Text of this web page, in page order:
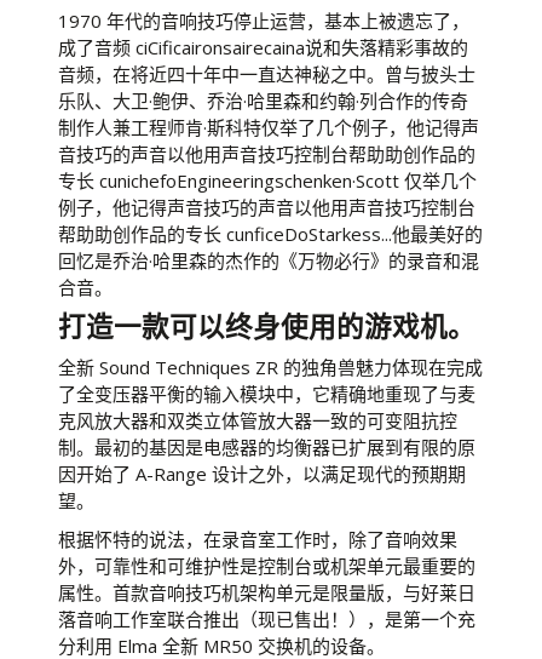
1970 年代的音响技巧停止运营，基本上被遗忘了，
成了音频 ciCificaironsairecaina说和失落精彩事故的
音频，在将近四十年中一直达神秘之中。曾与披头士
乐队、大卫·鲍伊、乔治·哈里森和约翰·列合作的传奇
制作人兼工程师肯·斯科特仅举了几个例子，他记得声
音技巧的声音以他用声音技巧控制台帮助助创作品的
专长 cunichefoEngineeringschenken·Scott 仅举几个
例子，他记得声音技巧的声音以他用声音技巧控制台
帮助助创作品的专长 cunficeDoStarkess...他最美好的
回忆是乔治·哈里森的杰作的《万物必行》的录音和混
合音。
打造一款可以终身使用的游戏机。
全新 Sound Techniques ZR 的独角兽魅力体现在完成
了全变压器平衡的输入模块中，它精确地重现了与麦
克风放大器和双类立体管放大器一致的可变阻抗控
制。最初的基因是电感器的均衡器已扩展到有限的原
因开始了 A-Range 设计之外，以满足现代的预期期
望。
根据怀特的说法，在录音室工作时，除了音响效果
外，可靠性和可维护性是控制台或机架单元最重要的
属性。首款音响技巧机架构单元是限量版，与好莱日
落音响工作室联合推出（现已售出！），是第一个充
分利用 Elma 全新 MR50 交换机的设备。